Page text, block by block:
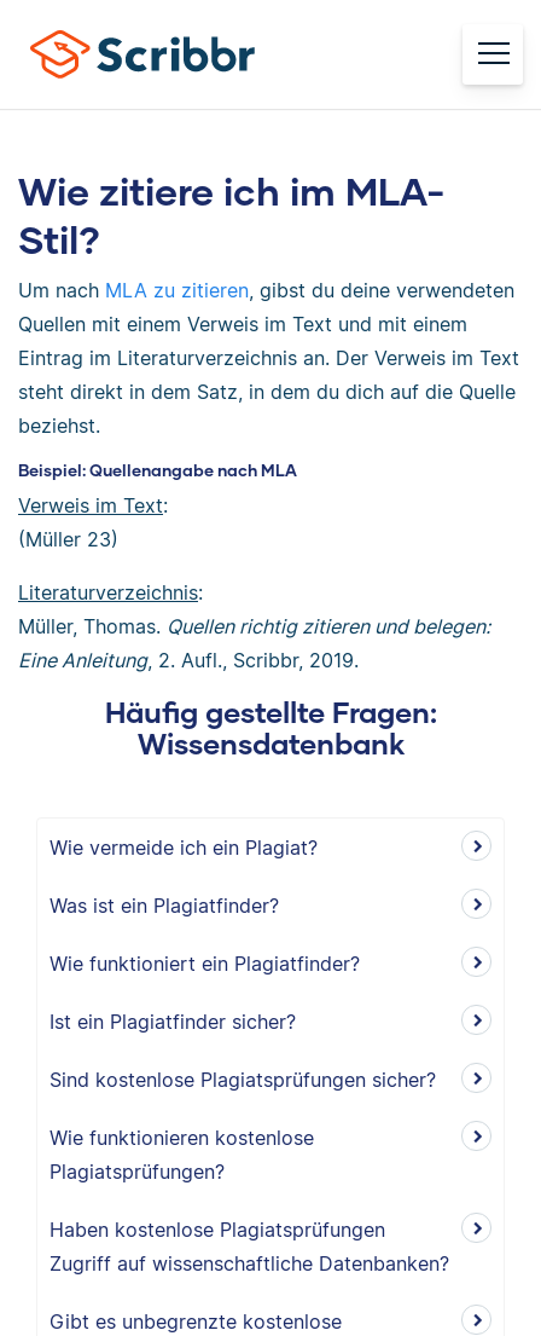
Wie zitiere ich im MLA-
Stil?
Um nach MLA zu zitieren, gibst du deine verwendeten
Quellen mit einem Verweis im Text und mit einem
Eintrag im Literaturverzeichnis an. Der Verweis im Text
steht direkt in dem Satz, in dem du dich auf die Quelle
beziehst.
Beispiel: Quellenangabe nach MLA
Verweis im Text:
(Müller 23)
Literaturverzeichnis:
Müller, Thomas. Quellen richtig zitieren und belegen:
Eine Anleitung, 2. Aufl., Scribbr, 2019.
Häufig gestellte Fragen:
Wissensdatenbank
Wie vermeide ich ein Plagiat?
Was ist ein Plagiatfinder?
Wie funktioniert ein Plagiatfinder?
Ist ein Plagiatfinder sicher?
Sind kostenlose Plagiatsprüfungen sicher?
Wie funktionieren kostenlose
Plagiatsprüfungen?
Haben kostenlose Plagiatsprüfungen
Zugriff auf wissenschaftliche Datenbanken?
Gibt es unbegrenzte kostenlose